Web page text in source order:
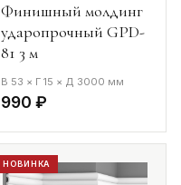
Финишный молдинг
ударопрочный GPD-
81 3 м
В 53 × Г 15 × Д 3000 мм
990 ₽
НОВИНКА